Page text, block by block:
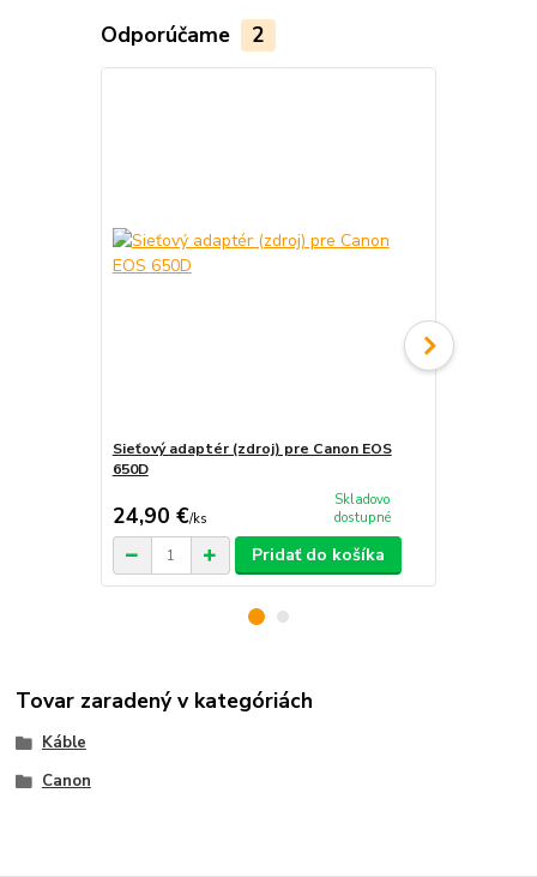
Odporúčame 2
Sieťový adaptér (zdroj) pre Canon EOS
650D
24,90 €/ks
Skladovo
dostupné
Pridať do košíka
Tovar zaradený v kategóriách
Káble
Canon